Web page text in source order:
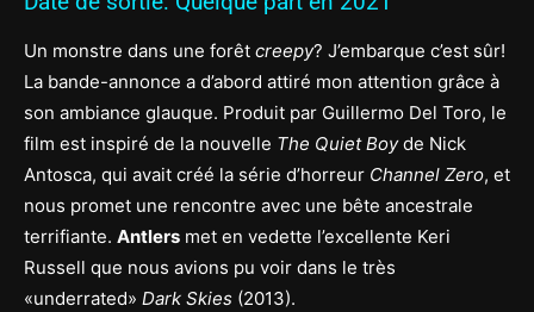
Un monstre dans une forêt creepy? J’embarque c’est sûr!
La bande-annonce a d’abord attiré mon attention grâce à
son ambiance glauque. Produit par Guillermo Del Toro, le
film est inspiré de la nouvelle The Quiet Boyde Nick
Antosca, qui avait créé la série d’horreur Channel Zero, et
nous promet une rencontre avec une bête ancestrale
terrifiante. Antlers met en vedette l’excellente Keri
Russell que nous avions pu voir dans le très
«underrated» Dark Skies (2013).